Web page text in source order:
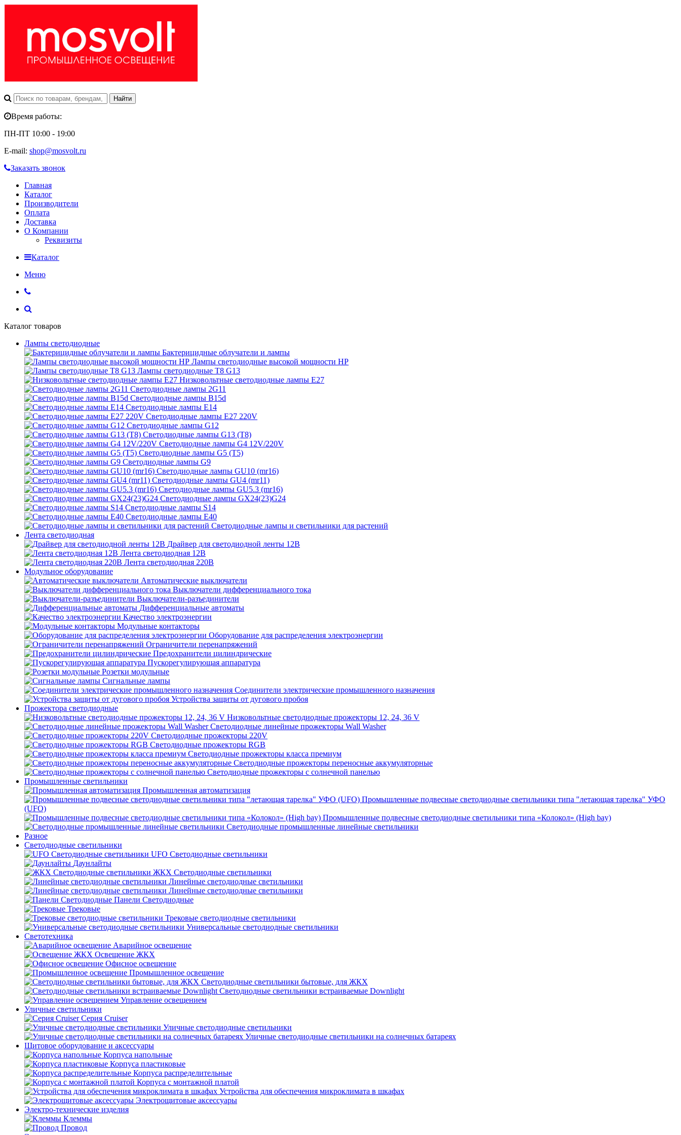
Время работы:
ПН-ПТ 10:00 - 19:00
E-mail: shop@mosvolt.ru
Заказать звонок
Главная
Каталог
Производители
Оплата
Доставка
О Компании
Реквизиты
Каталог
Меню
Каталог товаров
Лампы светодиодные
Бактерицидные облучатели и лампы
Лампы светодиодные высокой мощности HP
Лампы светодиодные Т8 G13
Низковольтные светодиодные лампы E27
Светодиодные лампы 2G11
Светодиодные лампы B15d
Светодиодные лампы E14
Светодиодные лампы E27 220V
Светодиодные лампы G12
Светодиодные лампы G13 (T8)
Светодиодные лампы G4 12V/220V
Светодиодные лампы G5 (T5)
Светодиодные лампы G9
Светодиодные лампы GU10 (mr16)
Светодиодные лампы GU4 (mr11)
Светодиодные лампы GU5.3 (mr16)
Светодиодные лампы GX24(23)G24
Светодиодные лампы S14
Светодиодные лампы Е40
Светодиодные лампы и светильники для растений
Лента светодиодная
Драйвер для светодиодной ленты 12В
Лента светодиодная 12В
Лента светодиодная 220В
Модульное оборудование
Автоматические выключатели
Выключатели дифференциального тока
Выключатели-разъединители
Дифференциальные автоматы
Качество электроэнергии
Модульные контакторы
Оборудование для распределения электроэнергии
Ограничители перенапряжений
Предохранители цилиндрические
Пускорегулирующая аппаратура
Розетки модульные
Сигнальные лампы
Соединители электрические промышленного назначения
Устройства защиты от дугового пробоя
Прожектора светодиодные
Низковольтные светодиодные прожекторы 12, 24, 36 V
Светодиодные линейные прожекторы Wall Washer
Светодиодные прожекторы 220V
Светодиодные прожекторы RGB
Светодиодные прожекторы класса премиум
Светодиодные прожекторы переносные аккумуляторные
Светодиодные прожекторы с солнечной панелью
Промышленные светильники
Промышленная автоматизация
Промышленные подвесные cветодиодные светильники типа "летающая тарелка" УФО
(UFO)
Промышленные подвесные cветодиодные светильники типа «Колокол» (High bay)
Светодиодные промышленные линейные светильники
Разное
Светодиодные светильники
UFO Светодиодные светильники
Даунлайты
ЖКХ Светодиодные светильники
Линейные светодиодные светильники
Линейные светодиодные светильники
Панели Светодиодные
Трековые
Трековые светодиодные светильники
Универсальные светодиодные светильники
Светотехника
Аварийное освещение
Освещение ЖКХ
Офисное освещение
Промышленное освещение
Светодиодные светильники бытовые, для ЖКХ
Светодиодные светильники встраиваемые Downlight
Управление освещением
Уличные светильники
Серия Cruiser
Уличные светодиодные светильники
Уличные светодиодные светильники на солнечных батареях
Щитовое оборудование и аксессуары
Корпуса напольные
Корпуса пластиковые
Корпуса распределительные
Корпуса с монтажной платой
Устройства для обеспечения микроклимата в шкафах
Электрощитовые аксессуары
Электро-технические изделия
Клеммы
Провод